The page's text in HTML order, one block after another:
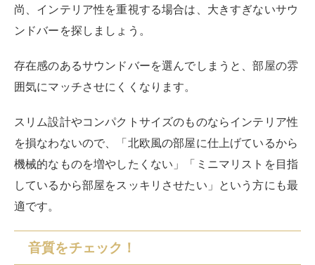
尚、インテリア性を重視する場合は、大きすぎないサウ
ンドバーを探しましょう。
存在感のあるサウンドバーを選んでしまうと、部屋の雰
囲気にマッチさせにくくなります。
スリム設計やコンパクトサイズのものならインテリア性
を損なわないので、「北欧風の部屋に仕上げているから
機械的なものを増やしたくない」「ミニマリストを目指
しているから部屋をスッキリさせたい」という方にも最
適です。
音質をチェック！